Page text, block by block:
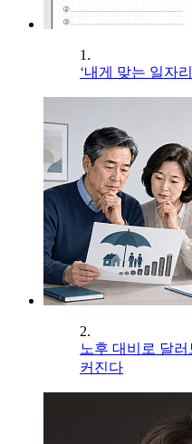
1.
‘내게 맞는 일자
2.
노후 대비로 달
커진다